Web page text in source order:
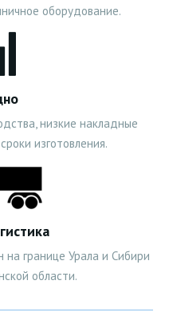
оборудование.
низкие накладные
изготовления.
на границе Урала и Сибири
области.